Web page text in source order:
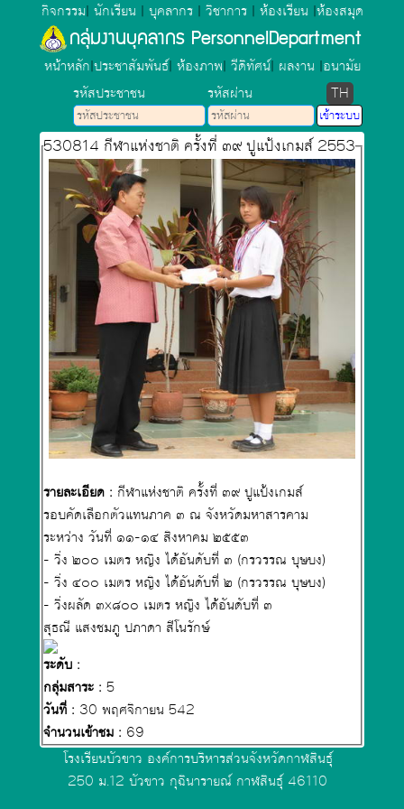
กิจกรรม| นักเรียน | บุคลากร | วิชาการ | ห้องเรียน |ห้องสมุด
กลุ่มงานบุคลากร PersonnelDepartment
หน้าหลัก|ประชาสัมพันธ์| ห้องภาพ| วีดิทัศน์| ผลงาน |อนามัย
รหัสประชาชน
รหัสผ่าน TH
530814 กีฬาแห่งชาติ ครั้งที่ ๓๙ ปูแป้งเกมส์ 2553
รายละเอียด : กีฬาแห่งชาติ ครั้งที่ ๓๙ ปูแป้งเกมส์
รอบคัดเลือกตัวแทนภาค ๓ ณ จังหวัดมหาสารคาม
ระหว่าง วันที่ ๑๑-๑๔ สิงหาคม ๒๕๕๓
- วิ่ง ๒๐๐ เมตร หญิง ได้อันดับที่ ๓ (กรวรรณ บุษบง)
- วิ่ง ๔๐๐ เมตร หญิง ได้อันดับที่ ๒ (กรวรรณ บุษบง)
- วิ่งผลัด ๓x๘๐๐ เมตร หญิง ได้อันดับที่ ๓
สุธณี แสงชมภู ปภาดา สีโนรักษ์
ระดับ :
กลุ่มสาระ : 5
วันที่ : 30 พฤศจิกายน 542
จำนวนเข้าชม : 69
โรงเรียนบัวขาว องค์การบริหารส่วนจังหวัดกาฬสินธุ์
250 ม.12 บัวขาว กุฉินารายณ์ กาฬสินธุ์ 46110